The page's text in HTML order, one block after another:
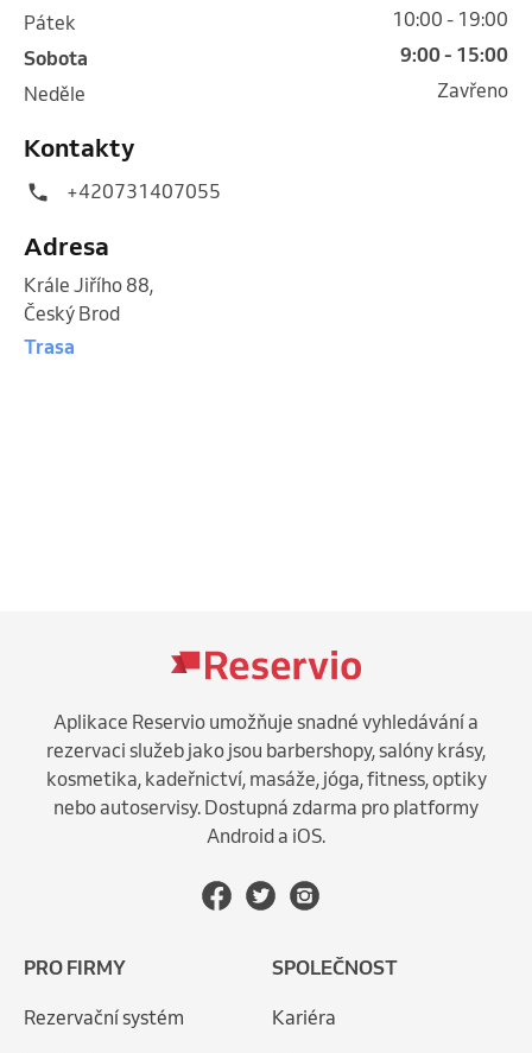
pátek
10:00 - 19:00
sobota
9:00 - 15:00
neděle
Zavřeno
Kontakty
+420731407055
Adresa
Krále Jiřího 88,
Český Brod
Trasa
Aplikace Reservio umožňuje snadné vyhledávání a
rezervaci služeb jako jsou barbershopy, salóny krásy,
kosmetika, kadeřnictví, masáže, jóga, fitness, optiky
nebo autoservisy. Dostupná zdarma pro platformy
Android a iOS.
PRO FIRMY
Rezervační systém
SPOLEČNOST
Kariéra